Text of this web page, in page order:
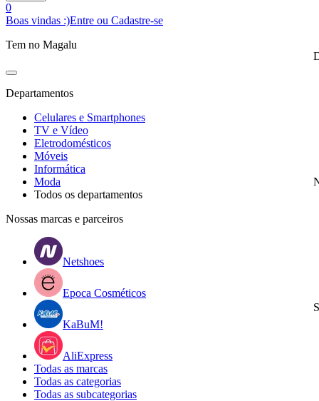
0
Boas vindas :)Entre ou Cadastre-se
Tem no Magalu
Departamentos
Celulares e Smartphones
TV e Vídeo
Eletrodomésticos
Móveis
Informática
Moda
Todos os departamentos
Nossas marcas e parceiros
Netshoes
Epoca Cosméticos
KaBuM!
AliExpress
Todas as marcas
Todas as categorias
Todas as subcategorias